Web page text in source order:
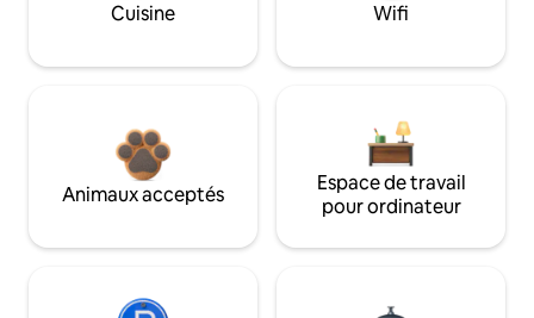
Cuisine Wifi
Animaux acceptés
Espace de travail
pour ordinateur